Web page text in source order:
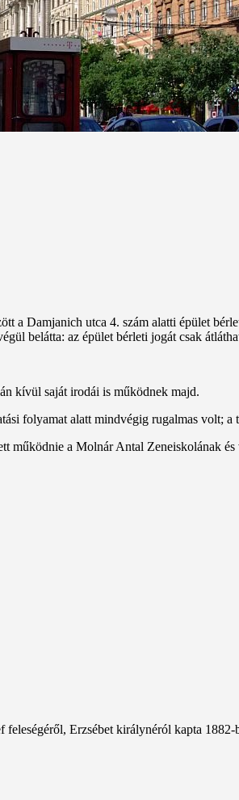
Damjanich utca 4. szám alatti épület
belátta: az épület bérleti jogát csak
kívül saját irodái is működnek majd.
folyamat alatt mindvégig rugalmas volt; a
működnie a Molnár Antal Zeneiskolának
feleségéről, Erzsébet királynéról kapta 1882-